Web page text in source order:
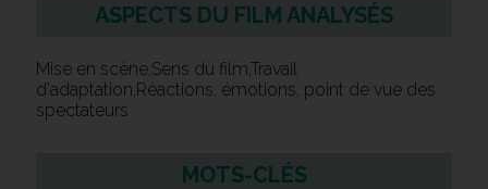
ASPECTS DU FILM ANALYSÉS
Mise en scène,Sens du film,Travail
d'adaptation,Réactions, émotions, point de vue des
spectateurs
MOTS-CLÉS